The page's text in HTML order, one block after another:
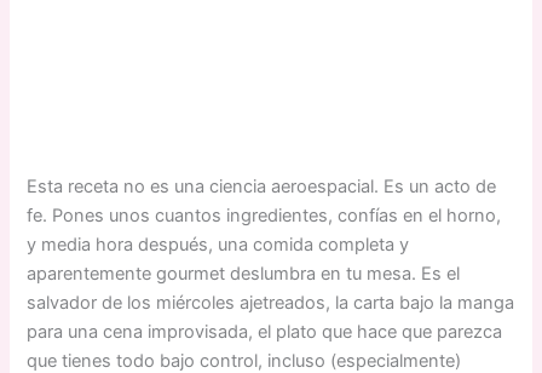
Esta receta no es una ciencia aeroespacial. Es un acto de
fe. Pones unos cuantos ingredientes, confías en el horno,
y media hora después, una comida completa y
aparentemente gourmet deslumbra en tu mesa. Es el
salvador de los miércoles ajetreados, la carta bajo la manga
para una cena improvisada, el plato que hace que parezca
que tienes todo bajo control, incluso (especialmente)